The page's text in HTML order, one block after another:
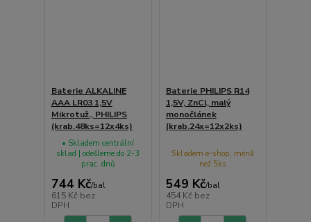
Baterie ALKALINE
AAA LR03 1,5V
Mikrotuž., PHILIPS
(krab.48ks=12x4ks)
744 Kč/bal
615 Kč bez
DPH
• Skladem centrální
sklad | odešleme do 2-3
prac. dnů
Baterie PHILIPS R14
1,5V, ZnCl, malý
monočlánek
(krab.24x=12x2ks)
549 Kč/bal
454 Kč bez
DPH
Skladem e-shop, méně
než 5ks